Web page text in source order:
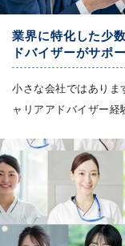
業界に特化した少
ドバイザーがサポ
小さな会社ではありま
ャリアアドバイザー経